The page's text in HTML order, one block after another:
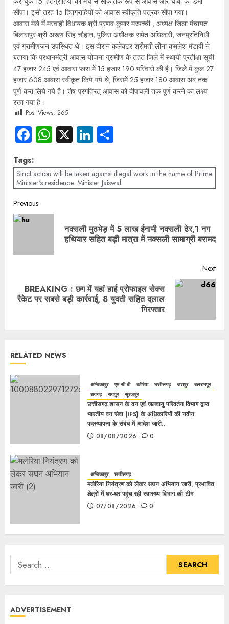
सौंपा। इसी तरह 15 हितग्राहियों को आवास स्वीकृति पत्रक सौंपा गया।
आवास मेले में मरवाही विधायक श्री प्रणव कुमार मरपच्ची , अध्यक्ष जिला पंचायत
बिलासपुर श्री अरूण सिंह चौहान, पुलिस अधीक्षक समेत अधिकारी, जनप्रतिनिधी
एवं ग्रामीणजन उपस्थित थे। इस दौरान कलेक्टर श्रीमती लीना कमलेश मंडावी ने
बताया कि प्रधानमंत्री आवास योजना ग्रामीण के तहत जिले में स्थायी प्रतीक्षा सूची
47 हजार 245 एवं आवास प्लस में 15 हजार 190 परिवारों की है। जिले में कुल 27
हजार 608 आवास स्वीकृत किये गये थे, जिसमें 25 हजार 180 आवास अब तक
पूर्ण करा लिये गये है। शेष प्रगतिरत् आवास को दीपावली तक पूर्ण करने का लक्ष्य
रखा गया है।
Post Views: 265
Facebook
WhatsApp
X LinkedIn
Tags:
Strict action will be taken against illegal work in the name of Prime
Minister's residence: Minister Jaiswal
Previous
नक्सली मुठभेड़ में 5 लाख ईनामी नक्सली ढेर,1 नग
हथियार सहित बड़ी मात्रा में नक्सली सामाग्री बरामद
Next
BREAKING : छग में यहां हाई प्रोफाइल सेक्स
रैकेट पर सबसे बड़ी कार्रवाई, 8 युवती सहित दलाल
गिरफ्तार
RELATED NEWS
अम्बिकापुर एम सी बी कोरिया छत्तीसगढ़ जशपुर
बलरामपुर
रायगढ़
रायपुर सूरजपुर
छत्तीसगढ़ शासन के वन एवं जलवायु परिवर्तन विभाग द्वारा
भारतीय वन सेवा (IFS) के अधिकारियों की नवीन
पदस्थापना के संबंध में आदेश जारी..
08/08/2026
0
अम्बिकापुर छत्तीसगढ़
मलेरिया नियंत्रण को लेकर सघन अभियान जारी, प्रभावित
क्षेत्रों में घर-घर पहुंच रही स्वास्थ्य विभाग की टीम
07/08/2026
0
ADVERTISEMENT